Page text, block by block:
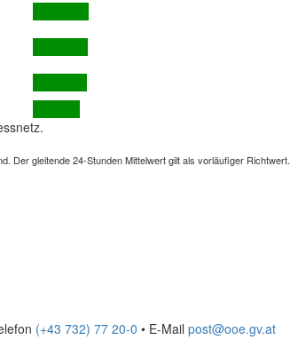
Der gleitende 24-Stunden Mittelwert gilt als vorläufiger Richtwert.
(+43 732) 77 20-0 • E-Mail post@ooe.gv.at